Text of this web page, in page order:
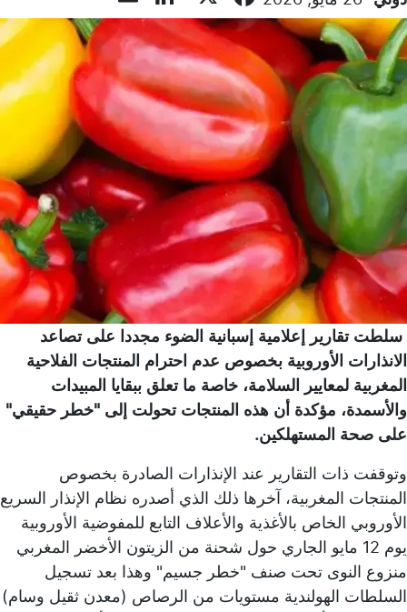
سلطت تقارير إعلامية إسبانية الضوء مجددا على تصاعد
الانذارات الأوروبية بخصوص عدم احترام المنتجات الفلاحية
المغربية لمعايير السلامة، خاصة ما تعلق ببقايا المبيدات
والأسمدة، مؤكدة أن هذه المنتجات تحولت إلى "خطر حقيقي"
على صحة المستهلكين.
وتوقفت ذات التقارير عند الإنذارات الصادرة بخصوص
المنتجات المغربية، آخرها ذلك الذي أصدره نظام الإنذار السريع
الأوروبي الخاص بالأغذية والأعلاف التابع للمفوضية الأوروبية
يوم 12 مايو الجاري حول شحنة من الزيتون الأخضر المغربي
منزوع النوى تحت صنف "خطر جسيم" وهذا بعد تسجيل
السلطات الهولندية مستويات من الرصاص (معدن ثقيل وسام)